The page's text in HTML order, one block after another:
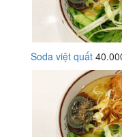
Soda việt quất